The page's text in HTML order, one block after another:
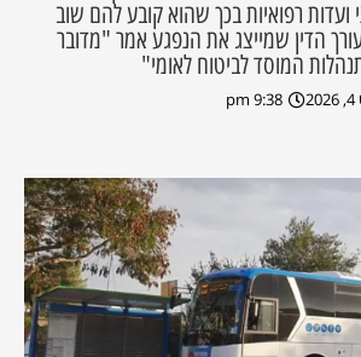
ועדות רפואיות בכך שהוא קובע להם שוב
עורך הדין שמייצג את הנפגע אמר "מדובר
המוסד לביטוח לאומי"
9:38 pm